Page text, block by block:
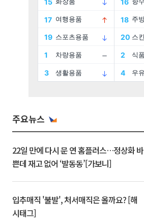
주요뉴스
22일 만에 다시 문 연 홈플러스…정상화 바
쁜데 재고 없어 ‘발동동’[가보니]
입추매직 '불발', 처서매직은 올까요? [해
시태그]